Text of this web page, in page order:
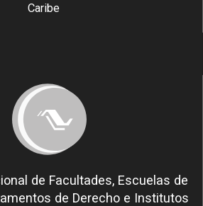
Caribe
de Facultades, Escuelas de
de Derecho e Institutos